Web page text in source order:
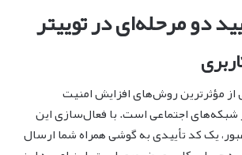
دو مرحله‌ای در توییتر
از مؤثرترین روش‌های افزایش امنیت
اجتماعی است. با فعال‌سازی این
یک کد تأییدی به گوشی همراه شما ارسال